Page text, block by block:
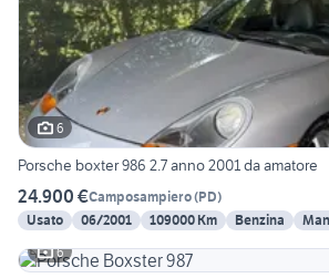
6
Porsche boxter 986 2.7 anno 2001 da amatore
24.900 €Camposampiero(PD)
Usato
06/2001 109000 Km Benzina
6